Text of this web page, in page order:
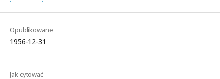
Opublikowane
1956-12-31
Jak cytować